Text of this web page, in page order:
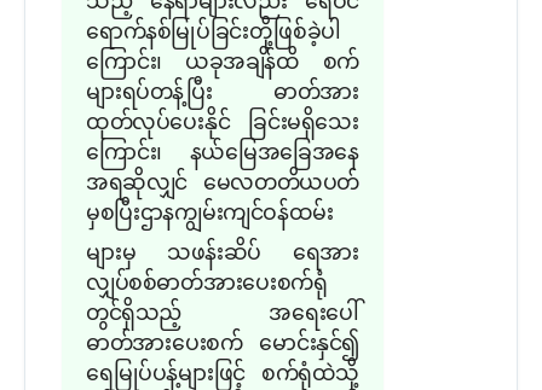
ရောက်နစ်မြုပ်ခြင်းတို့ဖြစ်ခဲ့ပါ
ကြောင်း၊ ယခုအချိန်ထိ စက်
များရပ်တန့်ပြီး ဓာတ်အား
ထုတ်လုပ်ပေးနိုင် ခြင်းမရှိသေး
ကြောင်း၊ နယ်မြေအခြေအနေ
အရဆိုလျှင် မေလတတိယပတ်
မှစပြီးဌာနကျွမ်းကျင်ဝန်ထမ်း
များမှ သဖန်းဆိပ် ရေအား
လျှပ်စစ်ဓာတ်အားပေးစက်ရုံ
တွင်ရှိသည့် အရေးပေါ်
ဓာတ်အားပေးစက် မောင်းနှင်၍
ရေမြုပ်ပန့်များဖြင့် စက်ရုံထဲသို့